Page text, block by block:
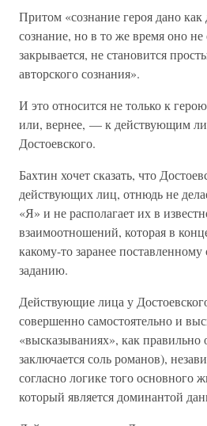
Притом «сознание героя дано как
сознание, но в то же время оно не
закрывается, не становится
авторского сознания».
И это относится не только к
или, вернее, — к действующим
Достоевского.
Бахтин хочет сказать, что
действующих лиц, отнюдь не
«Я» и не располагает их в
взаимоотношений, которая в
какому-то заранее поставленному
заданию.
Действующие лица у
совершенно самостоятельно и
«высказываниях», как правильно
заключается соль романов),
согласно логике того основного
который является доминантой